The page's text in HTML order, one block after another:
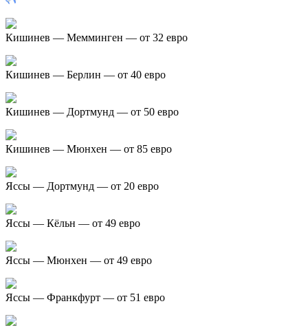
Кишинев — Мемминген — от 32 евро
Кишинев — Берлин — от 40 евро
Кишинев — Дортмунд — от 50 евро
Кишинев — Мюнхен — от 85 евро
Яссы — Дортмунд — от 20 евро
Яссы — Кёльн — от 49 евро
Яссы — Мюнхен — от 49 евро
Яссы — Франкфурт — от 51 евро